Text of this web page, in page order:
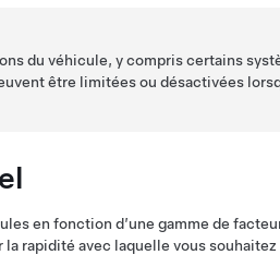
du véhicule, y compris certains
être limitées ou désactivées
en fonction d’une gamme de
la rapidité avec laquelle vous souhaitez